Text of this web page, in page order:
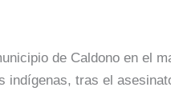
de Caldono en el
tras el